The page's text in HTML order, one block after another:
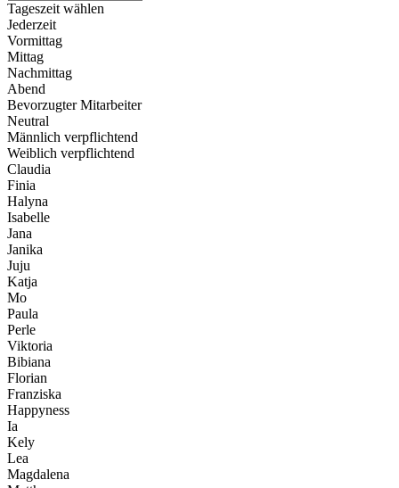
Tageszeit wählen
Jederzeit
Vormittag
Mittag
Nachmittag
Abend
Bevorzugter Mitarbeiter
Neutral
Männlich verpflichtend
Weiblich verpflichtend
Claudia
Finia
Halyna
Isabelle
Jana
Janika
Juju
Katja
Mo
Paula
Perle
Viktoria
Bibiana
Florian
Franziska
Happyness
Ia
Kely
Lea
Magdalena